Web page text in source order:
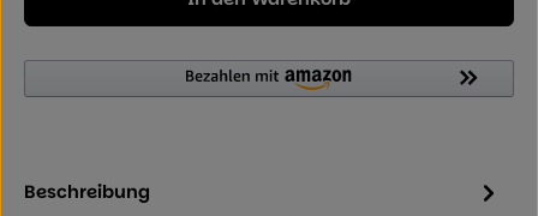
Beschreibung